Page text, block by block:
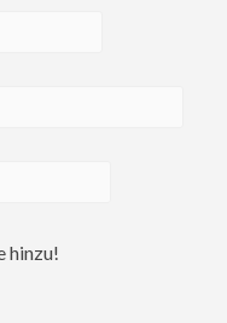
hinzu!